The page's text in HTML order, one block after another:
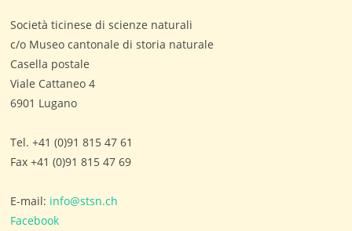
Società ticinese di scienze naturali
c/o Museo cantonale di storia naturale
Casella postale
Viale Cattaneo 4
6901 Lugano
Tel. +41 (0)91 815 47 61
Fax +41 (0)91 815 47 69
E-mail: info@stsn.ch
Facebook